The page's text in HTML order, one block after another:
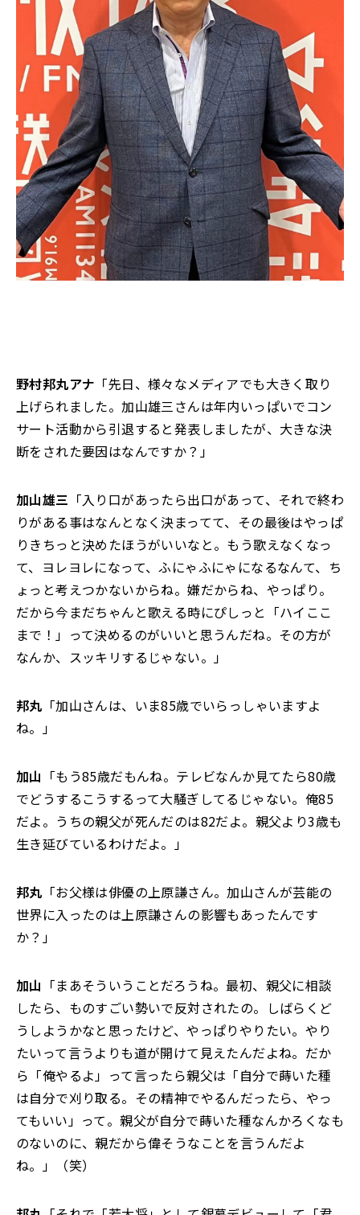
野村邦丸アナ 「先日、様々なメディアでも大きく取り
上げられました。加山雄三さんは年内いっぱいでコン
サート活動から引退すると発表しましたが、大きな決
断をされた要因はなんですか？」
加山雄三 「入り口があったら出口があって、それで終わ
りがある事はなんとなく決まってて、その最後はやっぱ
りきちっと決めたほうがいいなと。もう歌えなくなっ
て、ヨレヨレになって、ふにゃふにゃになるなんて、ち
ょっと考えつかないからね。嫌だからね、やっぱり。
だから今まだちゃんと歌える時にぴしっと「ハイここ
まで！」って決めるのがいいと思うんだね。その方が
なんか、スッキリするじゃない。」
邦丸 「加山さんは、いま85歳でいらっしゃいますよ
ね。」
加山 「もう85歳だもんね。テレビなんか見てたら80歳
でどうするこうするって大騒ぎしてるじゃない。俺85
だよ。うちの親父が死んだのは82だよ。親父より3歳も
生き延びているわけだよ。」
邦丸 「お父様は俳優の上原謙さん。加山さんが芸能の
世界に入ったのは上原謙さんの影響もあったんです
か？」
加山 「まあそういうことだろうね。最初、親父に相談
したら、ものすごい勢いで反対されたの。しばらくど
うしようかなと思ったけど、やっぱりやりたい。やり
たいって言うよりも道が開けて見えたんだよね。だか
ら「俺やるよ」って言ったら親父は「自分で蒔いた種
は自分で刈り取る。その精神でやるんだったら、やっ
てもいい」って。親父が自分で蒔いた種なんかろくなも
のないのに、親だから偉そうなことを言うんだよ
ね。」（笑）